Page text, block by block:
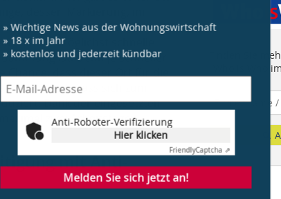
dessen Markierung, im
in der Szene an Ruhm und
eine möglichst schnelle
ist. Denn je schneller
dass dieser Ort für die
dass sich zum
Dank der eingesetzten
zwei Arbeitstagen
mit Anti-
» Wichtige News aus der Wohnungswirtschaft
» 18 x im Jahr
» kostenlos und jederzeit kündbar
Anti-Roboter-Verifizierung
Hier klicken
FriendlyCaptcha ⇗
Melden Sie sich jetzt an!
Finden Sie
"Who is Who